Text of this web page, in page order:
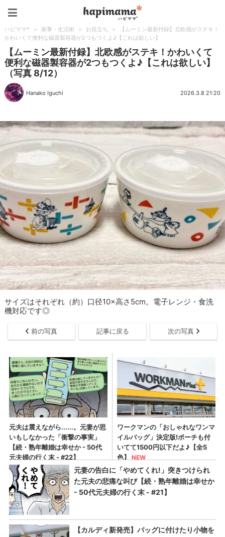
ハピママ* > 家事・生活術 > お役立ち >
【ムーミン最新付録】北欧感がステキ！
かわいくて便利な磁器製容器が2つもつくよ♪【これは欲しい】
【ムーミン最新付録】北欧感がステキ！かわいくて
便利な磁器製容器が2つもつくよ♪【これは欲しい】
（写真 8/12）
Hanako Iguchi 2026.3.8 21:20
サイズはそれぞれ（約）口径10×高さ5cm。電子レンジ・食洗
機対応です◎
前の写真 記事に戻る 次の写真